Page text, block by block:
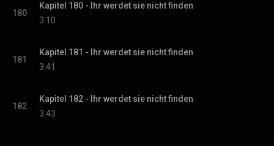
180
Kapitel 180 - Ihr werdet sie nicht finden
3:10
181
Kapitel 181 - Ihr werdet sie nicht finden
3:41
182
Kapitel 182 - Ihr werdet sie nicht finden
3:43